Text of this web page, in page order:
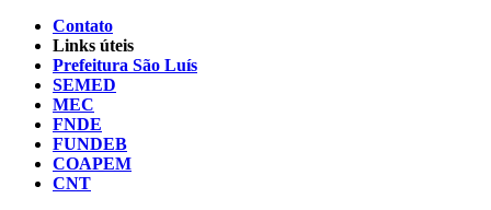
Contato
Links úteis
Prefeitura São Luís
SEMED
MEC
FNDE
FUNDEB
COAPEM
CNT